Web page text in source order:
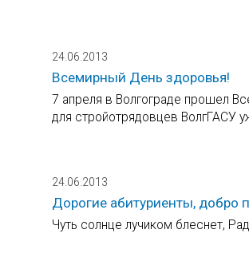
24.06.2013
Всемирный День здоровья!
7 апреля в Волгограде прошел
для стройотрядовцев ВолгГАСУ
24.06.2013
Дорогие абитуриенты, добро
Чуть солнце лучиком блеснет,